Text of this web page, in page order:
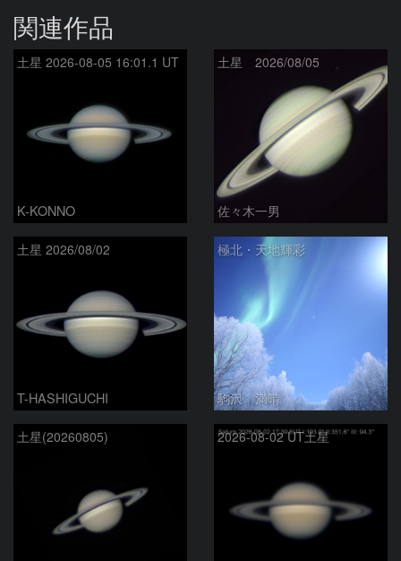
関連作品
土星 2026-08-05 16:01.1 UT
K-KONNO
土星 2026/08/05
佐々木一男
土星 2026/08/02
T-HASHIGUCHI
極北・天地輝彩
駒沢 満晴
土星(20260805) 2026-08-02 UT土星